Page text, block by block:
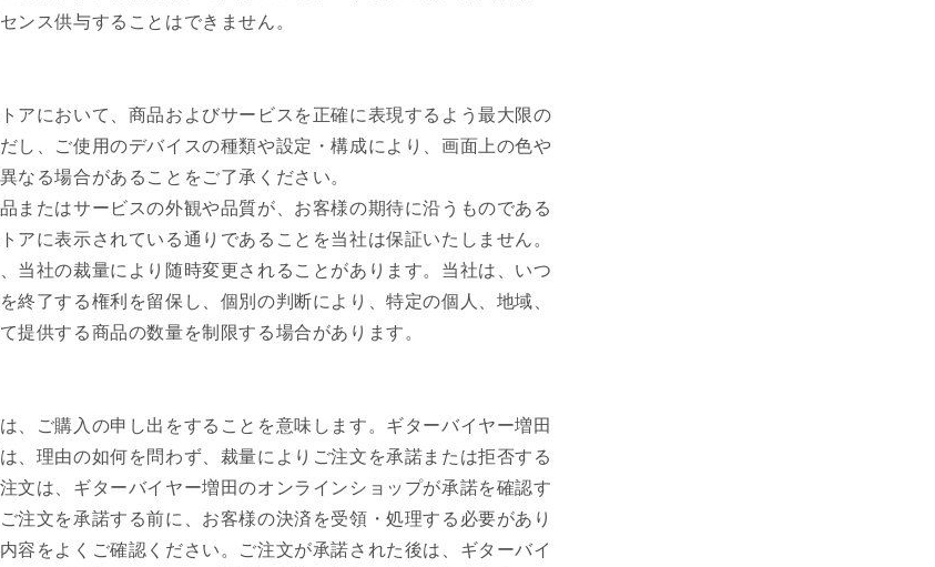
ンス供与することはできません。
アにおいて、商品およびサービスを正確に表現するよう最大限の
し、ご使用のデバイスの種類や設定・構成により、画面上の色や
なる場合があることをご了承ください。
またはサービスの外観や品質が、お客様の期待に沿うものである
アに表示されている通りであることを当社は保証いたしません。
当社の裁量により随時変更されることがあります。当社は、いつ
終了する権利を留保し、個別の判断により、特定の個人、地域、
提供する商品の数量を制限する場合があります。
、ご購入の申し出をすることを意味します。ギターバイヤー増田
、理由の如何を問わず、裁量によりご注文を承諾または拒否する
文は、ギターバイヤー増田のオンラインショップが承諾を確認す
注文を承諾する前に、お客様の決済を受領・処理する必要があり
容をよくご確認ください。ご注文が承諾された後は、ギターバイ